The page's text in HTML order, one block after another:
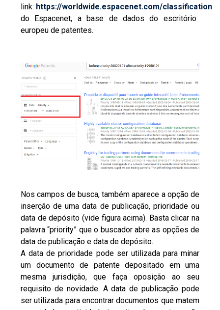
link: https://worldwide.espacenet.com/classification
do Espacenet, a base de dados do escritório
europeu de patentes.
Nos campos de busca, também aparece a opção de
inserção de uma data de publicação, prioridade ou
data de depósito (vide figura acima). Basta clicar na
palavra “priority” que o buscador abre as opções de
data de publicação e data de depósito.
A data de prioridade pode ser utilizada para minar
um documento de patente depositado em uma
mesma jurisdição, que faça oposição ao seu
requisito de novidade. A data de publicação pode
ser utilizada para encontrar documentos que matem